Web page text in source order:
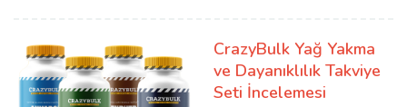
CrazyBulk Yağ Yakma
ve Dayanıklılık Takviye
Seti İncelemesi